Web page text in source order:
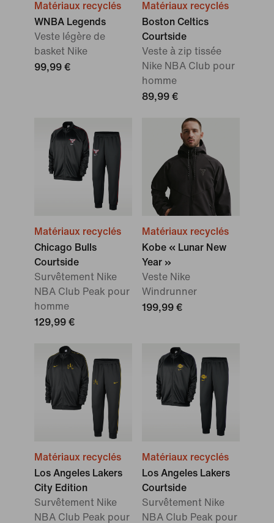
Matériaux recyclés
WNBA Legends
Veste légère de
basket Nike
99,99 €
Matériaux recyclés
Boston Celtics
Courtside
Veste à zip tissée
Nike NBA Club pour
homme
89,99 €
Matériaux recyclés
Chicago Bulls
Courtside
Survêtement Nike
NBA Club Peak pour
homme
129,99 €
Matériaux recyclés
Kobe « Lunar New
Year »
Veste Nike
Windrunner
199,99 €
Matériaux recyclés
Los Angeles Lakers
City Edition
Survêtement Nike
NBA Club Peak pour
Matériaux recyclés
Los Angeles Lakers
Courtside
Survêtement Nike
NBA Club Peak pour